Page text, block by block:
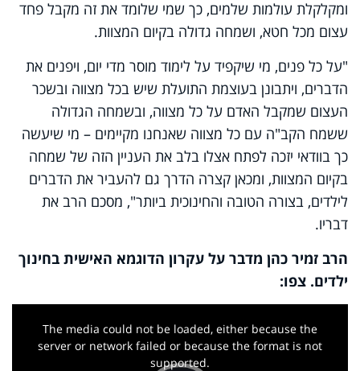
ומקלקלת עולמות שלמים, כך שמי שלומד את זה מקבל פחד
עצום מכל חטא, ושמחה גדולה בקיום המצוות.
"על כל פנים, מי שיקפיד על לימוד מוסר מדי יום, ויפנים את
הדברים, ויתבונן בעוצמת התועלת שיש בכל מצווה ובשכר
העצום שמקבל האדם על כל מצווה, ובשמחה הגדולה
ששמח הקב"ה עם כל מצווה שאנחנו מקיימים – מי שיעשה
כך בוודאי יזכה לפתח אצלו בלב את העניין הזה של שמחה
בקיום המצוות, ומכאן קצרה הדרך גם להעביר את הדברים
לילדים, בצורה הטובה והחינוכית ביותר", מסכם הרב את
דבריו.
הרב זמיר כהן מדבר על עקרון הדוגמא האישית בחינוך
ילדים. צפו:
The media could not be loaded, either because the
server or network failed or because the format is not
supported.